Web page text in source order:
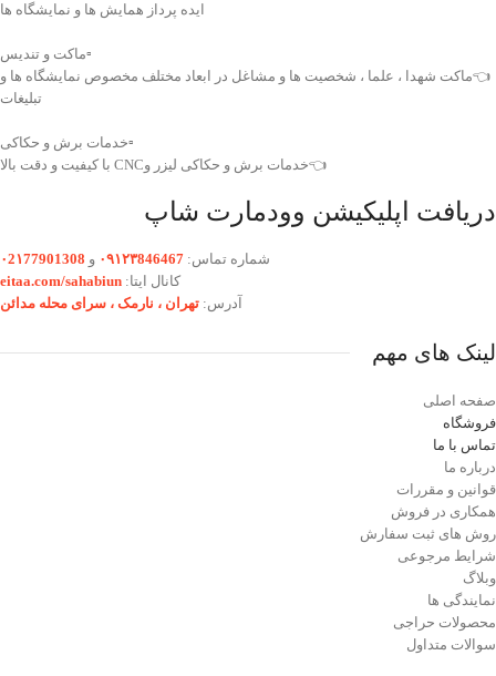
ایده پرداز همایش ها و نمایشگاه ها
▫️ماکت و تندیس
👈ماکت شهدا ، علما ، شخصیت ها و مشاغل در ابعاد مختلف مخصوص نمایشگاه ها و
تبلیغات
▫️خدمات برش و حکاکی
👈خدمات برش و حکاکی لیزر وCNC با کیفیت و دقت بالا
دریافت اپلیکیشن وودمارت شاپ
شماره تماس: ۰۹۱۲۳846467 و ۰2۱77901308
کانال ایتا: eitaa.com/sahabiun
آدرس: تهران ،‌ نارمک ، سرای محله مدائن
لینک های مهم
صفحه اصلی
فروشگاه
تماس با ما
درباره ما
قوانین و مقررات
همکاری در فروش
روش های ثبت سفارش
شرایط مرجوعی
وبلاگ
نمایندگی ها
محصولات حراجی
سوالات متداول